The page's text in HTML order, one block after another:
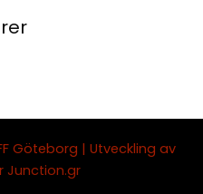
Göteborg | Utveckling av
Junction.gr